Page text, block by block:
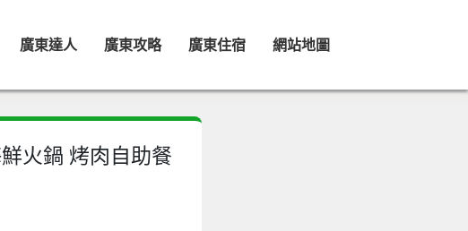
網站地圖
廣東住宿
廣東攻略
廣東達人
火鍋 烤肉自助餐